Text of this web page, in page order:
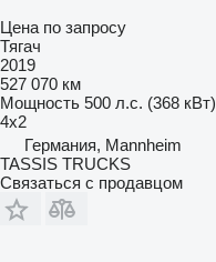
Цена по запросу
Тягач
2019
527 070 км
Мощность 500 л.с. (368 кВт)
4x2
Германия, Mannheim
TASSIS TRUCKS
Связаться с продавцом